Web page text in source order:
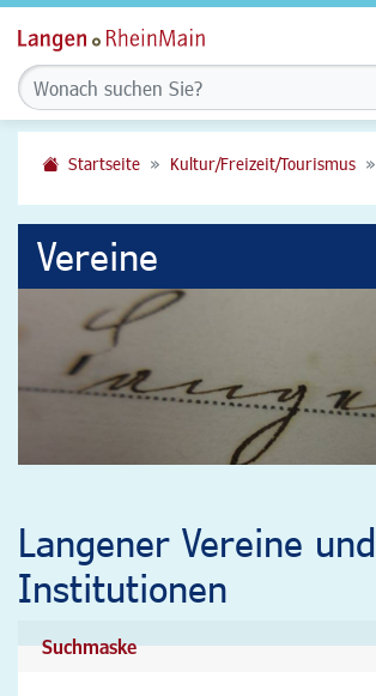
Startseite Kultur/Freizeit/Tourismus
Vereine
Langener Vereine und
Institutionen
Suchmaske